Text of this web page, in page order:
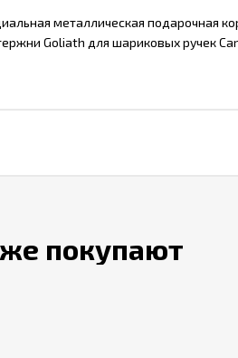
металлическая подарочная
Goliath для шариковых ручек
покупают